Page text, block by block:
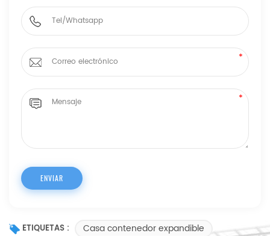
ETIQUETAS :
Casa contenedor expandible